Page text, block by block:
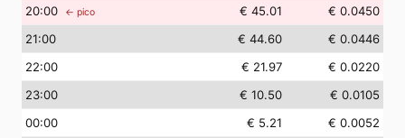
20:00 ← pico € 45.01
€ 0.0450
21:00 € 44.60
€ 0.0446
22:00 € 21.97
€ 0.0220
23:00 € 10.50
€ 0.0105
00:00 € 5.21
€ 0.0052